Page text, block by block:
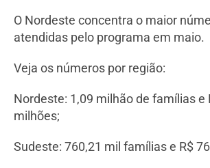
O Nordeste concentra o maior
atendidas pelo programa em maio.
Veja os números por região:
Nordeste: 1,09 milhão de famílias e
milhões;
Sudeste: 760,21 mil famílias e R$